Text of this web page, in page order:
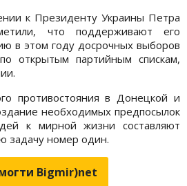
к Президенту Украины Петра
что поддерживают его
в этом году досрочных выборов
открытым партийным спискам,
противостояния в Донецкой и
необходимых предпосылок
к мирной жизни составляют
задачу номер один.
Bigmir)net